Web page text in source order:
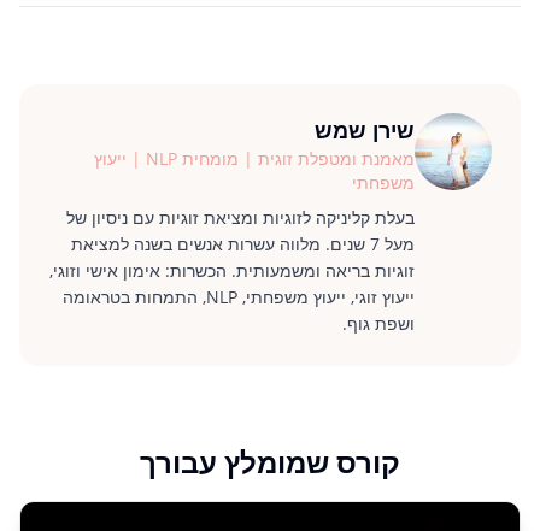
שירן שמש
מאמנת ומטפלת זוגית | מומחית NLP | ייעוץ
משפחתי
בעלת קליניקה לזוגיות ומציאת זוגיות עם ניסיון של
מעל 7 שנים. מלווה עשרות אנשים בשנה למציאת
זוגיות בריאה ומשמעותית. הכשרות: אימון אישי וזוגי,
ייעוץ זוגי, ייעוץ משפחתי, NLP, התמחות בטראומה
ושפת גוף.
קורס שמומלץ עבורך